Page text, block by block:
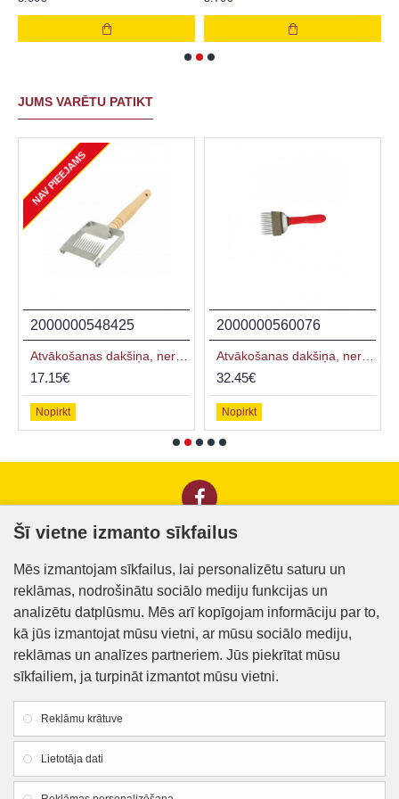
JUMS VARĒTU PATIKT
NAV PIEEJAMS
2000000548425
17.15€
Nopirkt
2000000560076
32.45€
Nopirkt
Informācija klientiem
Kontakti
Piegāde un apmaksa
Preču iegādes nosacījumi
Atteikuma veidlapa
Firmas rekvizīti
Šī vietne izmanto sīkfailus
Mēs izmantojam sīkfailus, lai personalizētu saturu un
reklāmas, nodrošinātu sociālo mediju funkcijas un
analizētu datplūsmu. Mēs arī kopīgojam informāciju par to,
kā jūs izmantojat mūsu vietni, ar mūsu sociālo mediju,
reklāmas un analīzes partneriem. Jūs piekrītat mūsu
sīkfailiem, ja turpināt izmantot mūsu vietni.
Reklāmu krātuve
Lietotāja dati